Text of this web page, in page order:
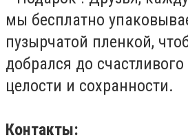
мы бесплатно
пузырчатой пленкой,
добрался до
целости и сохранности.
Контакты: